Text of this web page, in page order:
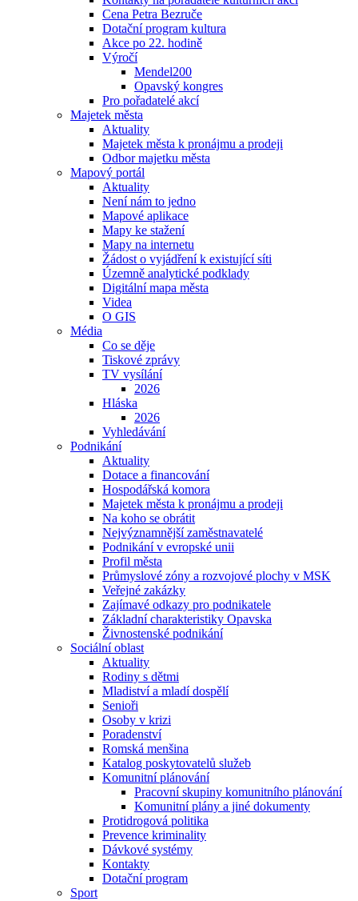
Cena Petra Bezruče
Dotační program kultura
Akce po 22. hodině
Výročí
Mendel200
Opavský kongres
Pro pořadatelé akcí
Majetek města
Aktuality
Majetek města k pronájmu a prodeji
Odbor majetku města
Mapový portál
Aktuality
Není nám to jedno
Mapové aplikace
Mapy ke stažení
Mapy na internetu
Žádost o vyjádření k existující síti
Územně analytické podklady
Digitální mapa města
Videa
O GIS
Média
Co se děje
Tiskové zprávy
TV vysílání
2026
Hláska
2026
Vyhledávání
Podnikání
Aktuality
Dotace a financování
Hospodářská komora
Majetek města k pronájmu a prodeji
Na koho se obrátit
Nejvýznamnější zaměstnavatelé
Podnikání v evropské unii
Profil města
Průmyslové zóny a rozvojové plochy v MSK
Veřejné zakázky
Zajímavé odkazy pro podnikatele
Základní charakteristiky Opavska
Živnostenské podnikání
Sociální oblast
Aktuality
Rodiny s dětmi
Mladiství a mladí dospělí
Senioři
Osoby v krizi
Poradenství
Romská menšina
Katalog poskytovatelů služeb
Komunitní plánování
Pracovní skupiny komunitního plánování
Komunitní plány a jiné dokumenty
Protidrogová politika
Prevence kriminality
Dávkové systémy
Kontakty
Dotační program
Sport